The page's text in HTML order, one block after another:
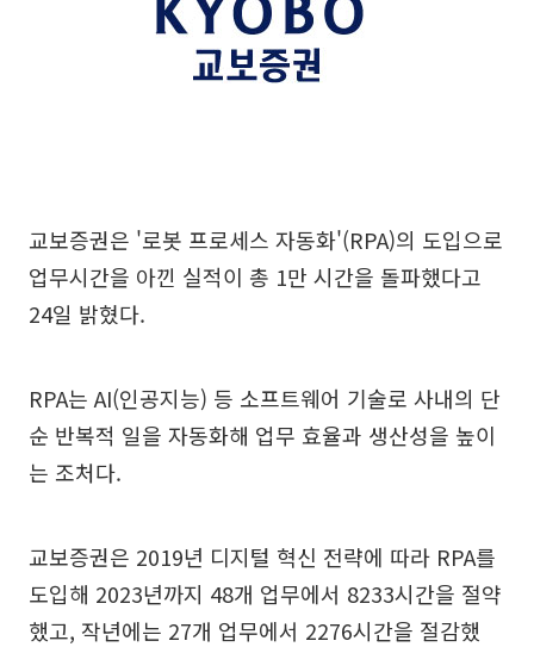
교보증권은 '로봇 프로세스 자동화'(RPA)의 도입으로
업무시간을 아낀 실적이 총 1만 시간을 돌파했다고
24일 밝혔다.
RPA는 AI(인공지능) 등 소프트웨어 기술로 사내의 단
순 반복적 일을 자동화해 업무 효율과 생산성을 높이
는 조처다.
교보증권은 2019년 디지털 혁신 전략에 따라 RPA를
도입해 2023년까지 48개 업무에서 8233시간을 절약
했고, 작년에는 27개 업무에서 2276시간을 절감했